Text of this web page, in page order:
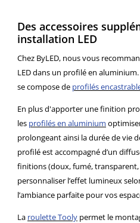
Des accessoires
installation LED
Chez ByLED, nous vous
LED dans un profilé en
se compose de profilés
En plus d'apporter une finition
les profilés en aluminium
prolongeant ainsi la durée de vie
profilé est accompagné d’un
finitions (doux, fumé,
personnaliser l’effet lumineux
l’ambiance parfaite pour vos
La roulette Tooly permet le